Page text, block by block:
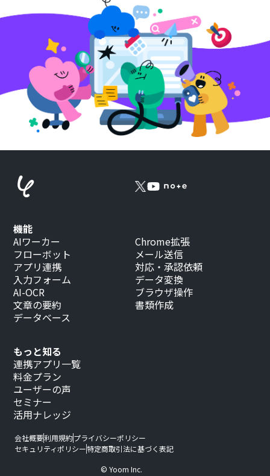
もっと知る
連携アプリ一覧
料金プラン
ユーザーの声
セミナー
活用ナレッジ
機能
AIワーカー
フローボット
アプリ連携
入力フォーム
AI-OCR
文章の要約
データベース
Chrome拡張
メール送信
対応・承認依頼
データ変換
ブラウザ操作
書類作成
会社概要利用規約プライバシーポリシー
セキュリティポリシー特定商取引法に基づく表記
© Yoom Inc.